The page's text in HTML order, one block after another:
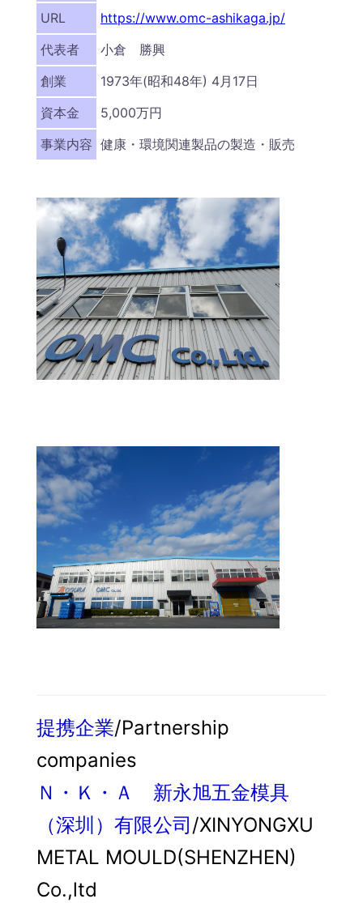
URL
https://www.omc-ashikaga.jp/
代表者
小倉 勝興
創業
1973年(昭和48年) 4月17日
資本金
5,000万円
事業内容 健康・環境関連製品の製造・販売
提携企業/Partnership
companies
Ｎ・Ｋ・Ａ 新永旭五金模具
（深圳）有限公司/XINYONGXU
METAL MOULD(SHENZHEN)
Co.,ltd